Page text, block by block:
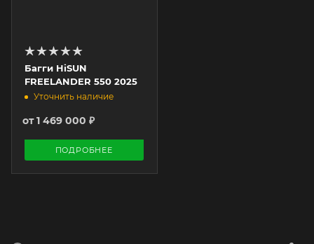
Багги HiSUN
FREELANDER 550 2025
Уточнить наличие
от1 469 000 ₽
ПОДРОБНЕЕ